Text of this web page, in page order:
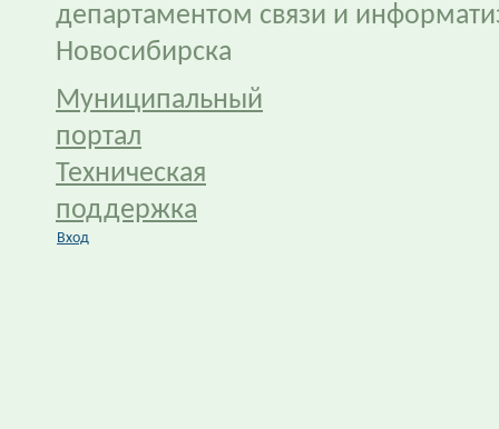
департаментом связи и
Новосибирска
Муниципальный
портал
Техническая
поддержка
Вход